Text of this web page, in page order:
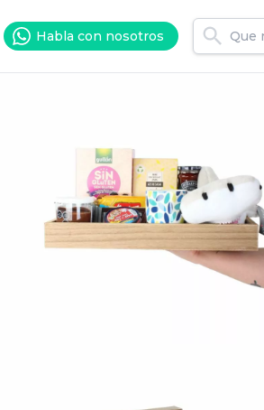
Habla con nosotros